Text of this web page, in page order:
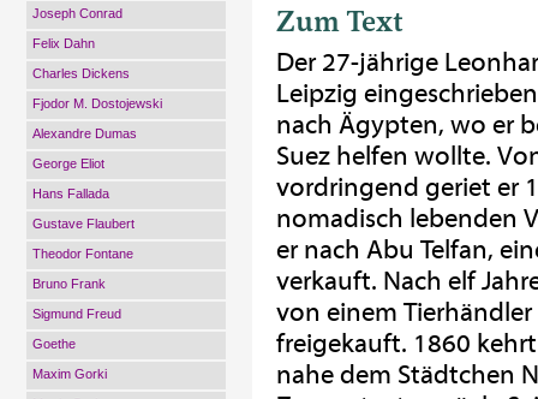
Joseph Conrad
Felix Dahn
Charles Dickens
Fjodor M. Dostojewski
Alexandre Dumas
George Eliot
Hans Fallada
Gustave Flaubert
Theodor Fontane
Bruno Frank
Sigmund Freud
Goethe
Maxim Gorki
Zum Text
Der 27-jährige
Leipzig
nach Ägypten, wo er
Suez helfen wollte.
vordringend geriet er
nomadisch lebenden
er nach Abu Telfan,
verkauft. Nach elf
von einem
freigekauft. 1860
nahe dem Städtchen